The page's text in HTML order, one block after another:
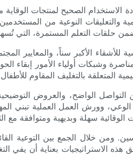
الاستخدام الصحيح لمنتجات
النوعية من
الأكبر سناً، والمعايير
وشبكات أولياء الأمور إبقاء
الواضح، والعروض
وورش العمل العملية تبني
خلال الجمع بين التوعية
الاستراتيجيات بعناية أن